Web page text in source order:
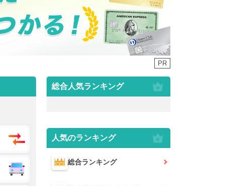
PR
総合人気ランキング
人気のランキング
総合ランキング